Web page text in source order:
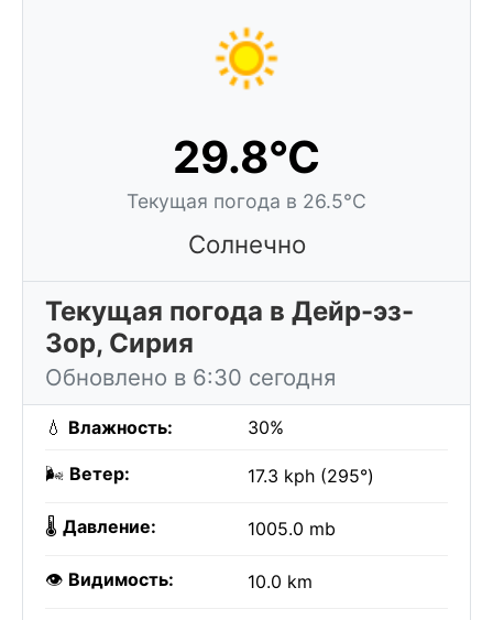
29.8°C
Текущая погода в 26.5°C
Солнечно
Текущая погода в Дейр-эз-
Зор, Сирия
Обновлено в 6:30 сегодня
💧 Влажность: 30%
🌬️ Ветер: 17.3 kph (295°)
🌡️ Давление: 1005.0 mb
👁️ Видимость: 10.0 km